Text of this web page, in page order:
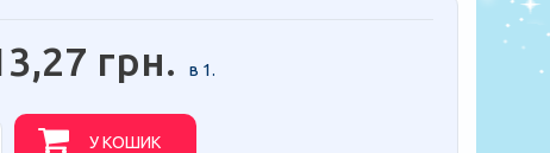
грн. в 1.
У КОШИК